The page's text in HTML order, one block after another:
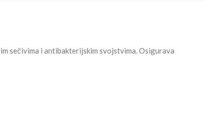
sečivima i antibakterijskim svojstvima. Osigurava